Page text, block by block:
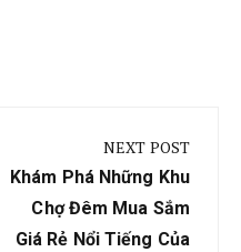
NEXT POST
Next
Post:
Khám Phá Những Khu
Chợ Đêm Mua Sắm
Giá Rẻ Nổi Tiếng Của